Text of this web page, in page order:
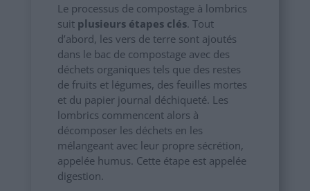
Le processus de compostage à lombrics
suit plusieurs étapes clés. Tout
d’abord, les vers de terre sont ajoutés
dans le bac de compostage avec des
déchets organiques tels que des restes
de fruits et légumes, des feuilles mortes
et du papier journal déchiqueté. Les
lombrics commencent alors à
décomposer les déchets en les
mélangeant avec leur propre sécrétion,
appelée humus. Cette étape est appelée
digestion.